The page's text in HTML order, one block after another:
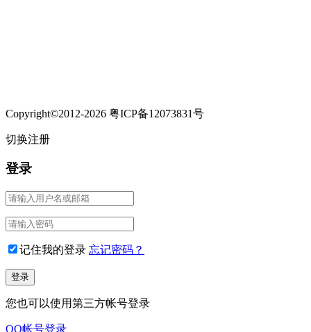
Copyright©2012-2026 粤ICP备12073831号
切换注册
登录
记住我的登录 忘记密码？
您也可以使用第三方帐号登录
QQ帐号登录